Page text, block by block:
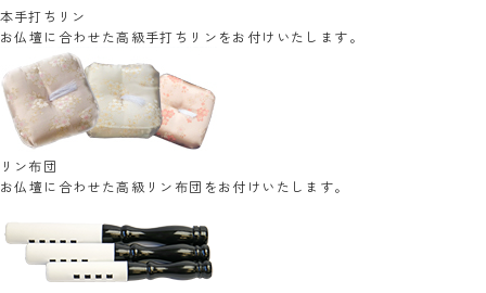
本手打ちリン
お仏壇に合わせた高級手打ちリンをお付けいたします。
リン布団
お仏壇に合わせた高級リン布団をお付けいたします。